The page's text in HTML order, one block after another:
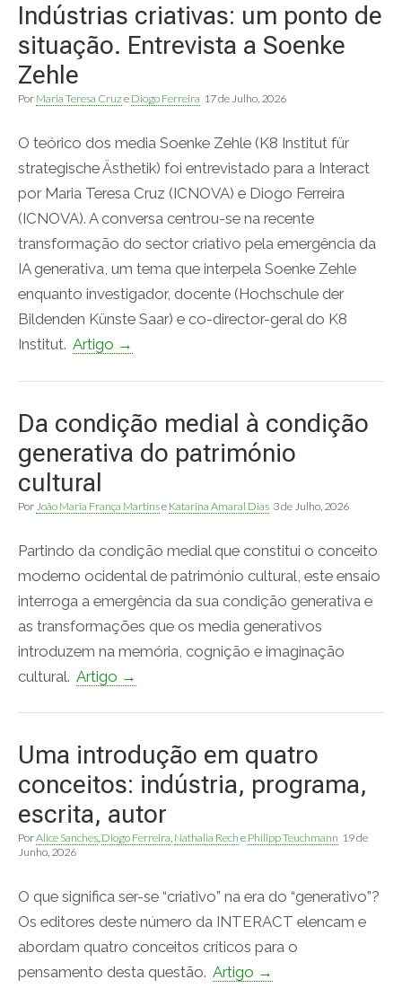
Indústrias criativas: um ponto de
situação. Entrevista a Soenke
Zehle
Por Maria Teresa Cruz e Diogo Ferreira 17 de Julho, 2026
O teórico dos media Soenke Zehle (K8 Institut für
strategische Ästhetik) foi entrevistado para a Interact
por Maria Teresa Cruz (ICNOVA) e Diogo Ferreira
(ICNOVA). A conversa centrou-se na recente
transformação do sector criativo pela emergência da
IA generativa, um tema que interpela Soenke Zehle
enquanto investigador, docente (Hochschule der
Bildenden Künste Saar) e co-director-geral do K8
Institut. Artigo →
Da condição medial à condição
generativa do património
cultural
Por João Maria França Martinse Katarina Amaral Dias 3 de Julho, 2026
Partindo da condição medial que constitui o conceito
moderno ocidental de património cultural, este ensaio
interroga a emergência da sua condição generativa e
as transformações que os media generativos
introduzem na memória, cognição e imaginação
cultural. Artigo →
Uma introdução em quatro
conceitos: indústria, programa,
escrita, autor
PorAlice Sanches, Diogo Ferreira, Nathalia Rech e Philipp Teuchmann 19 de
Junho, 2026
O que significa ser-se “criativo” na era do “generativo”?
Os editores deste número da INTERACT elencam e
abordam quatro conceitos críticos para o
pensamento desta questão. Artigo →